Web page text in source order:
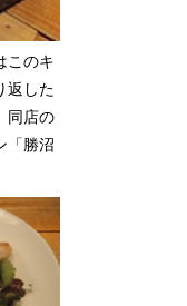
このキ
返した
同店の
「勝沼